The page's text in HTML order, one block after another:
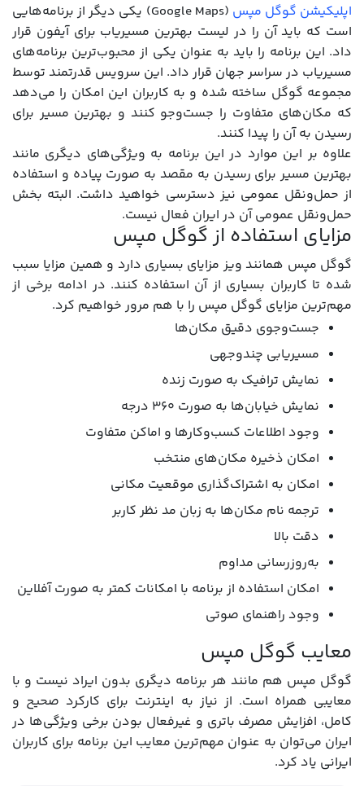
اپلیکیشن گوگل مپس
(Google Maps) یکی دیگر از برنامه‌هایی
است که باید آن را در لیست بهترین مسیریاب برای آیفون قرار
داد. این برنامه را باید به عنوان یکی از محبوب‌ترین برنامه‌های
مسیریاب در سراسر جهان قرار داد. این سرویس قدرتمند توسط
مجموعه گوگل ساخته شده و به کاربران این امکان را می‌دهد
که مکان‌های متفاوت را جست‌وجو کنند و بهترین مسیر برای
رسیدن به آن را پیدا کنند.
علاوه بر این موارد در این برنامه به ویژگی‌های دیگری مانند
بهترین مسیر برای رسیدن به مقصد به صورت پیاده و استفاده
از حمل‌ونقل عمومی نیز دسترسی خواهید داشت. البته بخش
حمل‌ونقل عمومی آن در ایران فعال نیست.
مزایای استفاده از گوگل مپس
گوگل مپس همانند ویز مزایای بسیاری دارد و همین مزایا سبب
شده تا کاربران بسیاری از آن استفاده کنند. در ادامه برخی از
مهم‌ترین مزایای گوگل مپس را با هم مرور خواهیم کرد.
جست‌وجوی دقیق مکان‌ها
مسیریابی چندوجهی
نمایش ترافیک به صورت زنده
نمایش خیابان‌ها به صورت ۳۶۰ درجه
وجود اطلاعات کسب‌وکارها و اماکن متفاوت
امکان ذخیره مکان‌های منتخب
امکان به اشتراک‌گذاری موقعیت مکانی
ترجمه نام مکان‌ها به زبان مد نظر کاربر
دقت بالا
به‌روزرسانی مداوم
امکان استفاده از برنامه با امکانات کمتر به صورت آفلاین
وجود راهنمای صوتی
معایب گوگل مپس
گوگل مپس هم مانند هر برنامه‌ دیگری بدون ایراد نیست و با
معایبی همراه است. از نیاز به اینترنت برای کارکرد صحیح و
کامل، افزایش مصرف باتری و غیرفعال بودن برخی ویژگی‌ها در
ایران می‌توان به عنوان مهم‌ترین معایب این برنامه برای کاربران
ایرانی یاد کرد.